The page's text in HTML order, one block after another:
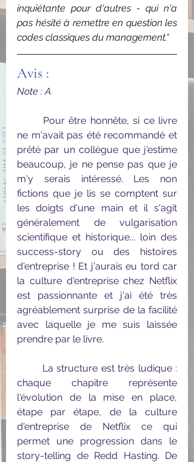
inquiétante pour d'autres - qui n'a
pas hésité à remettre en question les
codes classiques du management."
Avis :
Note : A
ne m'avait pas été recommandé et
prêté par un collègue que j'estime
beaucoup, je ne pense pas que je
m'y serais intéressé. Les non
fictions que je lis se comptent sur
les doigts d'une main et il s'agit
généralement de vulgarisation
scientifique et historique... loin des
success-story ou des histoires
d'entreprise ! Et j'aurais eu tord car
la culture d'entreprise chez Netflix
est passionnante et j'ai été très
agréablement surprise de la facilité
avec laquelle je me suis laissée
prendre par le livre.
chaque chapitre représente
l'évolution de la mise en place,
étape par étape, de la culture
d'entreprise de Netflix ce qui
permet une progression dans le
story-telling de Redd Hasting. De